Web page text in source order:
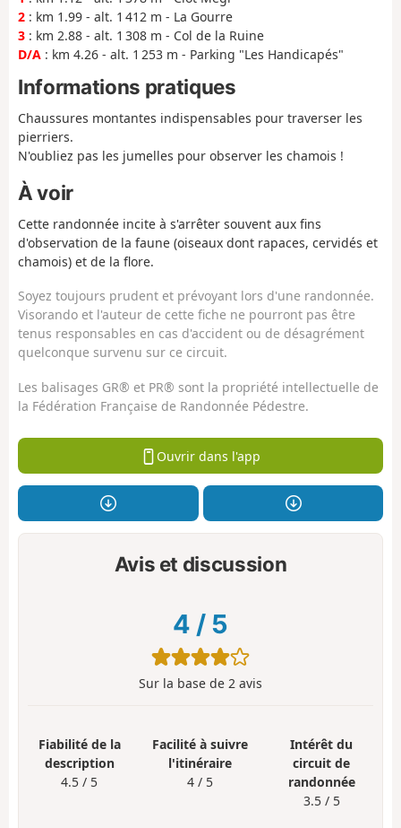
2 : km 1.99 - alt. 1 412 m - La Gourre
3 : km 2.88 - alt. 1 308 m - Col de la Ruine
D/A : km 4.26 - alt. 1 253 m - Parking "Les Handicapés"
Informations pratiques
Chaussures montantes indispensables pour traverser les
pierriers.
N'oubliez pas les jumelles pour observer les chamois !
À voir
Cette randonnée incite à s'arrêter souvent aux fins
d'observation de la faune (oiseaux dont rapaces, cervidés et
chamois) et de la flore.
Soyez toujours prudent et prévoyant lors d'une randonnée.
Visorando et l'auteur de cette fiche ne pourront pas être
tenus responsables en cas d'accident ou de désagrément
quelconque survenu sur ce circuit.
Les balisages GR® et PR® sont la propriété intellectuelle de
la Fédération Française de Randonnée Pédestre.
Ouvrir dans l'app
Avis et discussion
4 / 5
Sur la base de 2 avis
Fiabilité de la
description
4.5 / 5
Facilité à suivre
l'itinéraire
4 / 5
Intérêt du
circuit de
randonnée
3.5 / 5